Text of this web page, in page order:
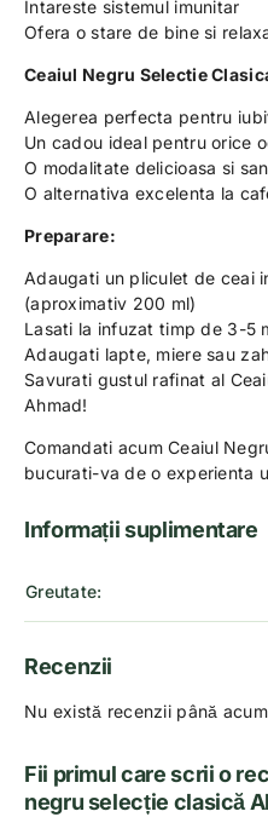
Intareste sistemul imunitar
Ofera o stare de bine si
Ceaiul Negru Selectie
Alegerea perfecta pentru
Un cadou ideal pentru orice
O modalitate delicioasa si
O alternativa excelenta la
Preparare:
Adaugati un pliculet de ceai
(aproximativ 200 ml)
Lasati la infuzat timp de 3-5
Adaugati lapte, miere sau
Savurati gustul rafinat al
Ahmad!
Comandati acum Ceaiul
bucurati-va de o experienta
Informații suplimentare
Greutate
Recenzii
Nu există recenzii până
Fii primul care scrii o
negru selecție clasică